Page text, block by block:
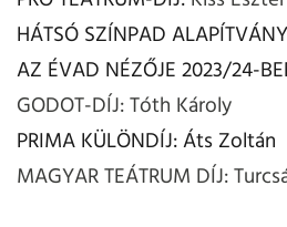
HÁTSÓ SZÍNPAD
AZ ÉVAD NÉZŐJE 2023/24-
GODOT-DÍJ: Tóth Károly
PRIMA KÜLÖNDÍJ: Áts Zoltán
MAGYAR TEÁTRUM DÍJ: